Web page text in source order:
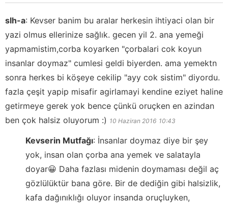
slh-a: Kevser banim bu aralar herkesin ihtiyaci olan bir
yazi olmus ellerinize sağlık. gecen yil 2. ana yemeği
yapmamistim,corba koyarken "çorbalari cok koyun
insanlar doymaz" cumlesi geldi biyerden. ama yemektn
sonra herkes bi köşeye cekilip "ayy cok sistim" diyordu.
fazla çeşit yapip misafir agirlamayi kendine eziyet haline
getirmeye gerek yok bence çünkü oruçken en azindan
ben çok halsiz oluyorum :) 10 Haziran 2016 10:43
Kevserin Mutfağı: İnsanlar doymaz diye bir şey
yok, insan olan çorba ana yemek ve salatayla
doyar😀 Daha fazlası midenin doymaması değil aç
gözlülüktür bana göre. Bir de dediğin gibi halsizlik,
kafa dağınıklığı oluyor insanda oruçluyken,